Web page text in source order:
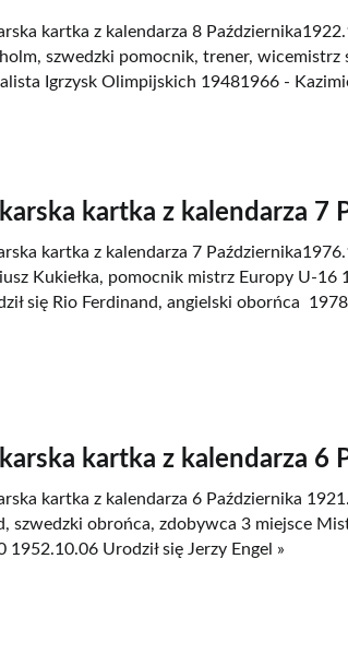
kartka z kalendarza 8
szwedzki pomocnik, trener, wicemistrz
Igrzysk Olimpijskich 19481966 -
kartka z kalendarza 7
kartka z kalendarza 7
Kukiełka, pomocnik mistrz Europy U-16
się Rio Ferdinand, angielski oborńca
kartka z kalendarza 6
kartka z kalendarza 6 Października
szwedzki obrońca, zdobywca 3 miejsce
1952.10.06 Urodził się Jerzy Engel »